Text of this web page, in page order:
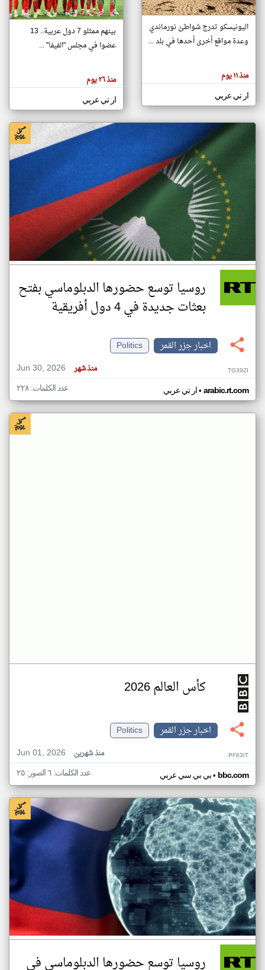
تغيير الدولة
اخبار جزر القمر على مدار الساعة
أهم اخبار جزر القمر العاجلة والمباشرة
هنا عن
وجهة
كاتبيها.
اليونيسكو تدرج شواطئ نورماندي
وعدة مواقع أخرى أحدها في بلد ...
منذ ١١ يوم
ار تي عربي
بينهم ممثلو 7 دول عربية.. 13
عضوا في مجلس "الفيفا" ...
منذ ٢٦ يوم
ار تي عربي
روسيا توسع حضورها الدبلوماسي بفتح
بعثات جديدة في 4 دول أفريقية
اخبار جزر القمر
Politics
Jun 30, 2026
منذ شهر TG39ZI
ار تي عربي• arabic.rt.com عدد الكلمات: ٢٢٨
كأس العالم 2026
اخبار جزر القمر
Politics
Jun 01, 2026
منذ شهرين PF63IT
بي بي سي عربي• bbc.com عدد الكلمات: ٦ الصور: ٢٥
روسيا توسع حضورها الدبلوماسي في
klyoum.com